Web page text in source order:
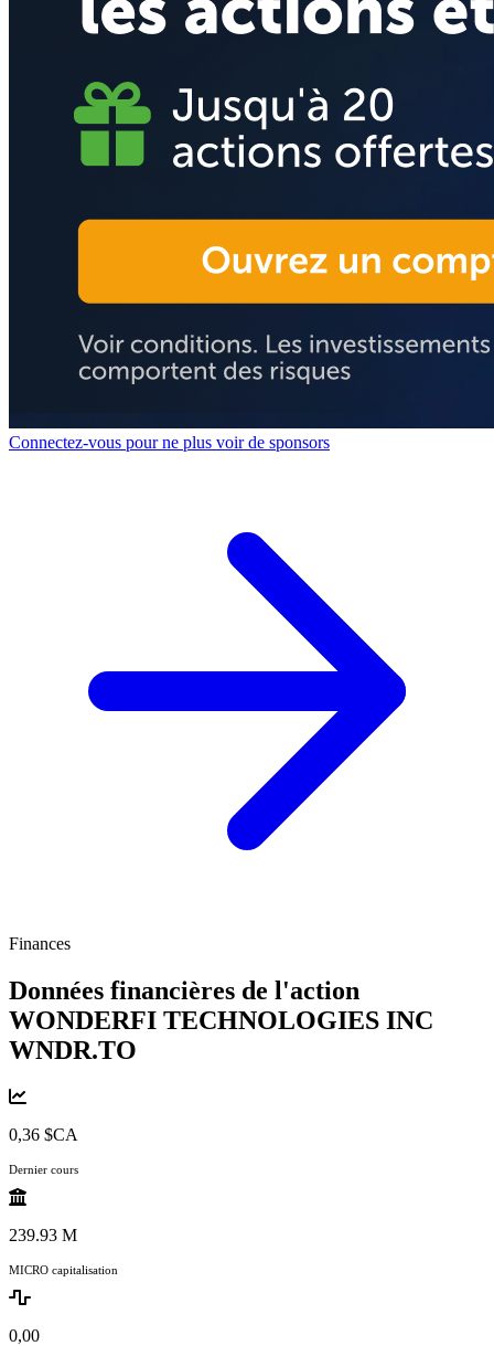
Connectez-vous pour ne plus voir de sponsors
Finances
Données financières de l'action
WONDERFI TECHNOLOGIES INC
WNDR.TO
0,36 $CA
Dernier cours
239.93 M
MICRO capitalisation
0,00